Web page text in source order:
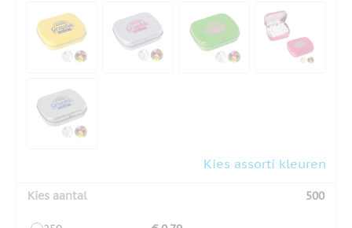
Kies assorti kleuren
Kies aantal 500